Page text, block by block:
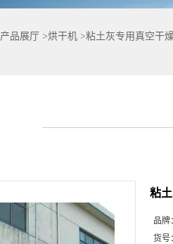
产品展厅 >烘干机 >粘土灰专用真空干
粘
品牌
货号